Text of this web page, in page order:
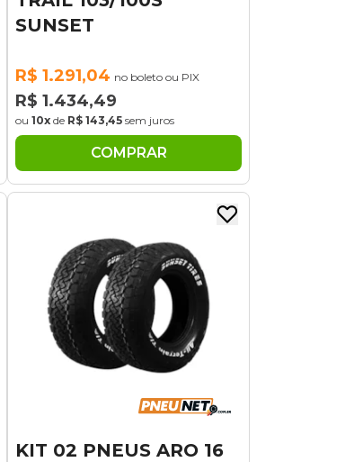
SUNSET
R$ 1.291,04 no boleto ou PIX
R$ 1.434,49
ou 10x de R$ 143,45 sem juros
COMPRAR
KIT 02 PNEUS ARO 16